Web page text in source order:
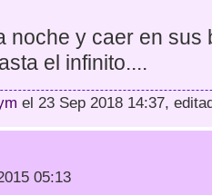
noche y caer en
el infinito....
el 23 Sep 2018 14:37,
05:13